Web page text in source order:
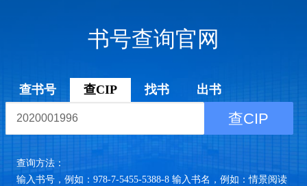
书号查询官网
查书号 查CIP 找书 出书
查CIP
查询方法：
输入书号，例如：978-7-5455-5388-8 输入书名，例如：情景阅读